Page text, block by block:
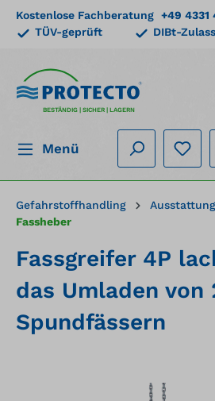
springen
Kostenlose Fachberatung +49 4331
TÜV-geprüft
DIBt-
BESTÄNDIG | SICHER | LAGERN
Menü
Gefahrstoffhandling Ausstattung
Fassheber
Fassgreifer 4P
das Umladen
Spundfässern
Bildergalerie überspringen